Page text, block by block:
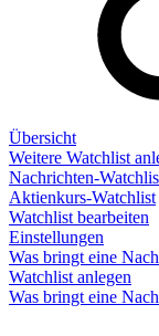
Übersicht
Weitere Watchlist
Nachrichten-
Aktienkurs-Watchlist
Watchlist bearbeiten
Einstellungen
Was bringt eine
Watchlist anlegen
Was bringt eine